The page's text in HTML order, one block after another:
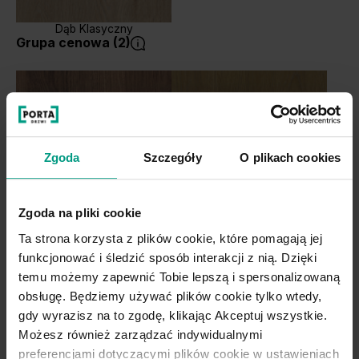
Zgoda Szczegóły O plikach cookies
Zgoda na pliki cookie
Ta strona korzysta z plików cookie, które pomagają jej
funkcjonować i śledzić sposób interakcji z nią. Dzięki
temu możemy zapewnić Tobie lepszą i spersonalizowaną
obsługę. Będziemy używać plików cookie tylko wtedy,
gdy wyrazisz na to zgodę, klikając Akceptuj wszystkie.
Możesz również zarządzać indywidualnymi
preferencjami dotyczącymi plików cookie w ustawieniach
Dąb Klasyczny
Grupa cenowa (2)
Dąb Kalifornia Dąb Naturalny